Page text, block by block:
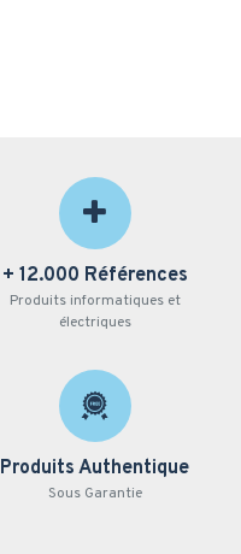
+ 12.000 Références
Produits informatiques et
électriques
Produits Authentique
Sous Garantie